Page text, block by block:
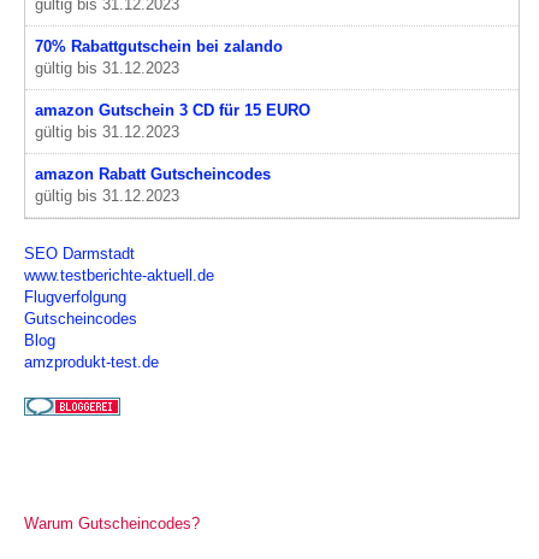
gültig bis 31.12.2023
70% Rabattgutschein bei zalando
gültig bis 31.12.2023
amazon Gutschein 3 CD für 15 EURO
gültig bis 31.12.2023
amazon Rabatt Gutscheincodes
gültig bis 31.12.2023
SEO Darmstadt
www.testberichte-aktuell.de
Flugverfolgung
Gutscheincodes
Blog
amzprodukt-test.de
Warum Gutscheincodes?